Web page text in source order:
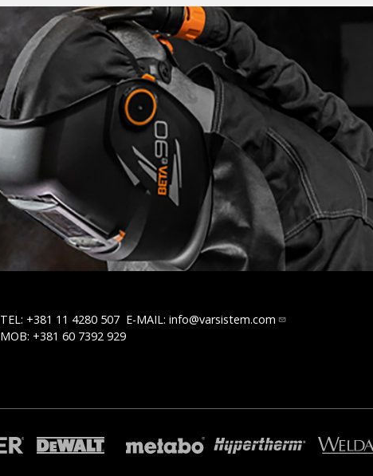
TEL: +381 11 4280 507
MOB: +381 60 7392 929
E-MAIL: info@varsistem.com
BODOR TRAFIMET